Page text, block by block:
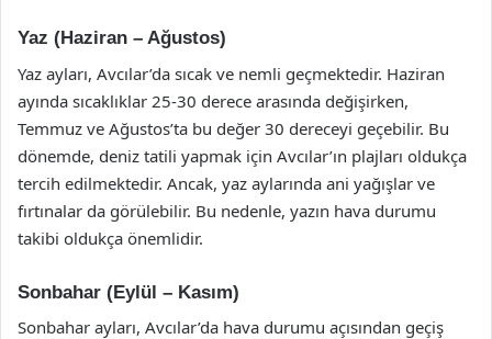
Yaz (Haziran – Ağustos)
Yaz ayları, Avcılar’da sıcak ve nemli geçmektedir. Haziran
ayında sıcaklıklar 25-30 derece arasında değişirken,
Temmuz ve Ağustos’ta bu değer 30 dereceyi geçebilir. Bu
dönemde, deniz tatili yapmak için Avcılar’ın plajları oldukça
tercih edilmektedir. Ancak, yaz aylarında ani yağışlar ve
fırtınalar da görülebilir. Bu nedenle, yazın hava durumu
takibi oldukça önemlidir.
Sonbahar (Eylül – Kasım)
Sonbahar ayları, Avcılar’da hava durumu açısından geçiş